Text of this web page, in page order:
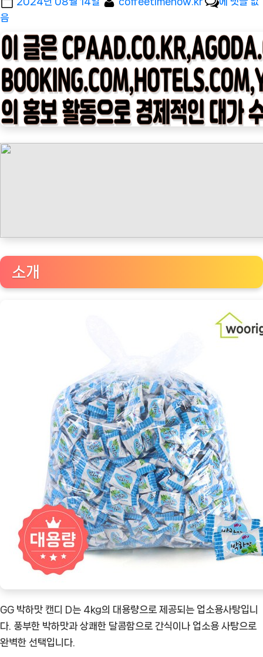
타
임
나
우
ㅣ
인
봉,
GG
디
D
로
달
콤
함
을
즐
겨
보
ㅣ
음
소개
GG 박하맛 캔디 D는 4kg의 대용량으로 제공되는 업소용사탕입니
다. 풍부한 박하맛과 상쾌한 달콤함으로 간식이나 업소용 사탕으로
완벽한 선택입니다.